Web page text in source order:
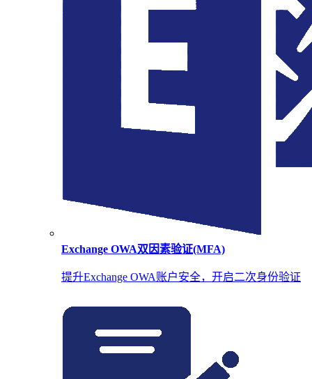
Exchange OWA双因素验证(MFA)
提升Exchange OWA账户安全，开启二次身份验证